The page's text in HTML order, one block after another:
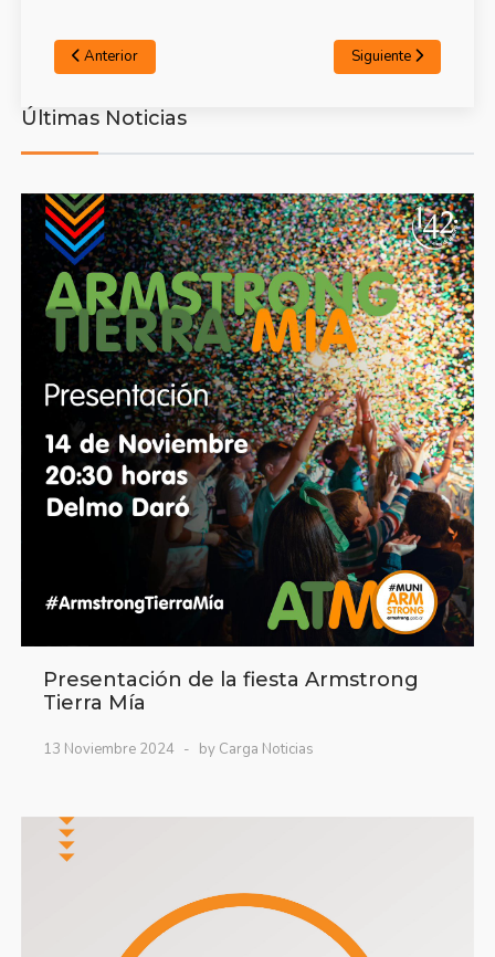
Anterior Siguiente
Últimas Noticias
Presentación de la fiesta Armstrong
Tierra Mía
13 Noviembre 2024 by Carga Noticias